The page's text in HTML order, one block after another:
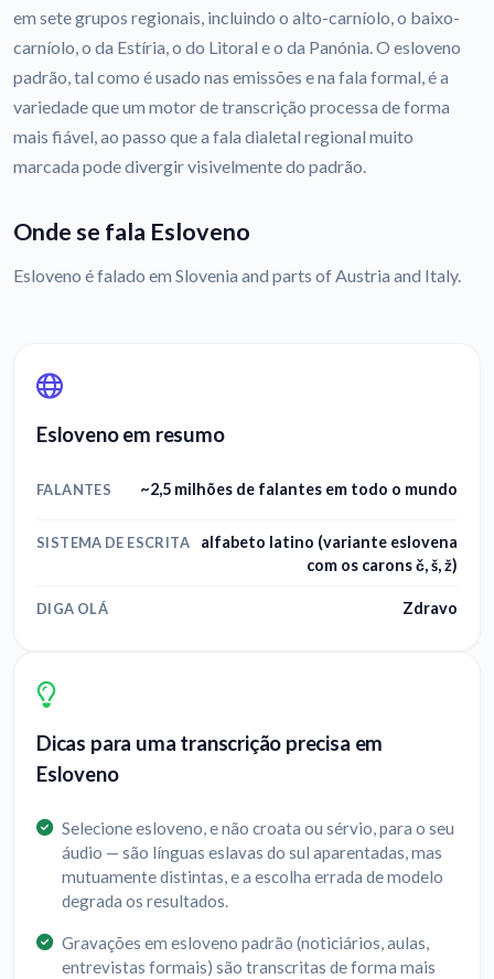
em sete grupos regionais, incluindo o alto-carníolo, o baixo-
carníolo, o da Estíria, o do Litoral e o da Panónia. O esloveno
padrão, tal como é usado nas emissões e na fala formal, é a
variedade que um motor de transcrição processa de forma
mais fiável, ao passo que a fala dialetal regional muito
marcada pode divergir visivelmente do padrão.
Onde se fala Esloveno
Esloveno é falado em Slovenia and parts of Austria and Italy.
Esloveno em resumo
FALANTES ~2,5 milhões de falantes em todo o mundo
SISTEMA DE ESCRITA
alfabeto latino (variante eslovena
com os carons č, š, ž)
DIGA OLÁ Zdravo
Dicas para uma transcrição precisa em
Esloveno
Selecione esloveno, e não croata ou sérvio, para o seu
áudio — são línguas eslavas do sul aparentadas, mas
mutuamente distintas, e a escolha errada de modelo
degrada os resultados.
Gravações em esloveno padrão (noticiários, aulas,
entrevistas formais) são transcritas de forma mais